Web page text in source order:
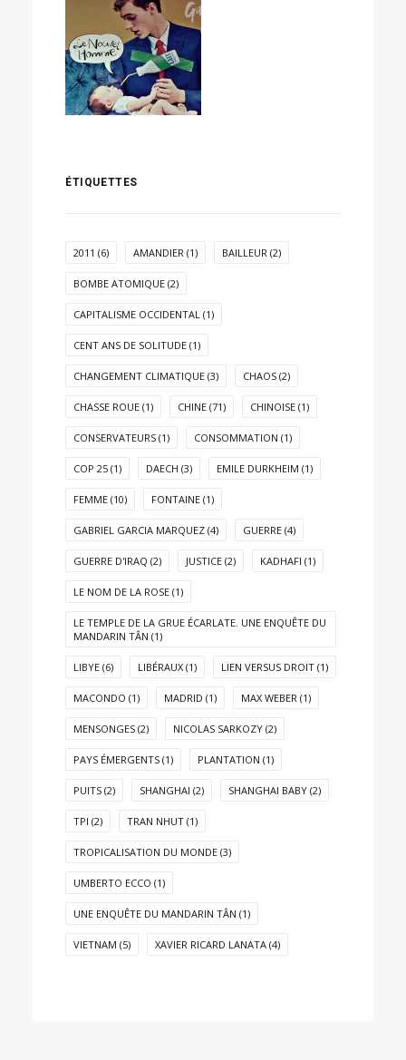
ÉTIQUETTES
2011 (6) AMANDIER (1) BAILLEUR (2)
BOMBE ATOMIQUE (2)
CAPITALISME OCCIDENTAL (1)
CENT ANS DE SOLITUDE (1)
CHANGEMENT CLIMATIQUE (3) CHAOS (2)
CHASSE ROUE (1) CHINE (71) CHINOISE (1)
CONSERVATEURS (1) CONSOMMATION (1)
COP 25 (1) DAECH (3) EMILE DURKHEIM (1)
FEMME (10) FONTAINE (1)
GABRIEL GARCIA MARQUEZ (4) GUERRE (4)
GUERRE D'IRAQ (2) JUSTICE (2) KADHAFI (1)
LE NOM DE LA ROSE (1)
LE TEMPLE DE LA GRUE ÉCARLATE. UNE ENQUÊTE DU
MANDARIN TÂN (1)
LIBYE (6) LIBÉRAUX (1) LIEN VERSUS DROIT (1)
MACONDO (1) MADRID (1) MAX WEBER (1)
MENSONGES (2) NICOLAS SARKOZY (2)
PAYS ÉMERGENTS (1) PLANTATION (1)
PUITS (2) SHANGHAI (2) SHANGHAI BABY (2)
TPI (2) TRAN NHUT (1)
TROPICALISATION DU MONDE (3)
UMBERTO ECCO (1)
UNE ENQUÊTE DU MANDARIN TÂN (1)
VIETNAM (5) XAVIER RICARD LANATA (4)